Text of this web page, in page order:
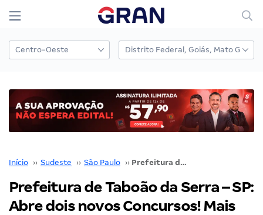
Início ›› Sudeste ›› São Paulo ›› Prefeitura de Taboão da Serra – SP: Abre dois novos Concursos! Mais de 110 vagas!
Prefeitura de Taboão da Serra – SP:
Abre dois novos Concursos! Mais